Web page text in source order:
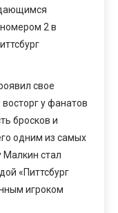
2 в
свое
у фанатов
бросков и
одним из самых
Малкин стал
«Питтсбург
игроком